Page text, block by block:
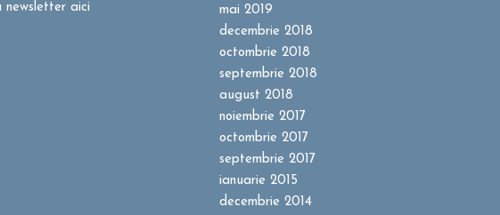
newsletter aici
mai 2019
decembrie 2018
octombrie 2018
septembrie 2018
august 2018
noiembrie 2017
octombrie 2017
septembrie 2017
ianuarie 2015
decembrie 2014